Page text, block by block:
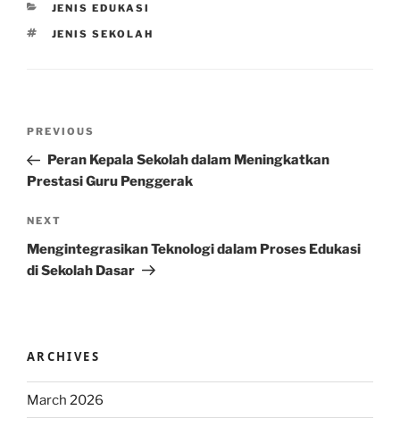
CATEGORIES
JENIS EDUKASI
TAGS
JENIS SEKOLAH
Previous
Post
PREVIOUS
Peran Kepala Sekolah dalam Meningkatkan
Prestasi Guru Penggerak
Next
Post
NEXT
Mengintegrasikan Teknologi dalam Proses Edukasi
di Sekolah Dasar
ARCHIVES
March 2026